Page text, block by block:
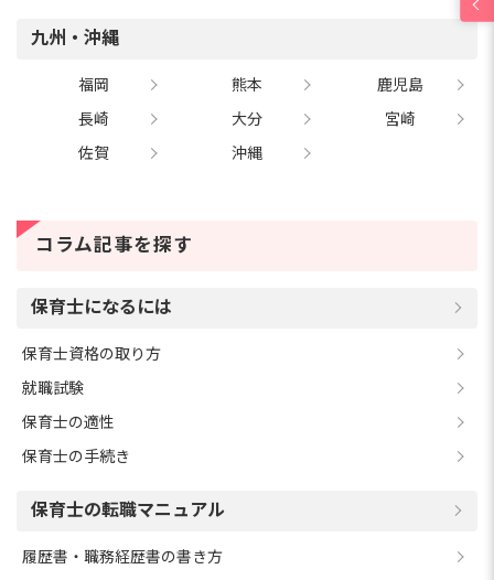
九州・沖縄
福岡 熊本
鹿児島
長崎
大分
宮崎
佐賀
沖縄
コラム記事を探す
保育士になるには
保育士資格の取り方
就職試験
保育士の適性
保育士の手続き
保育士の転職マニュアル
履歴書・職務経歴書の書き方